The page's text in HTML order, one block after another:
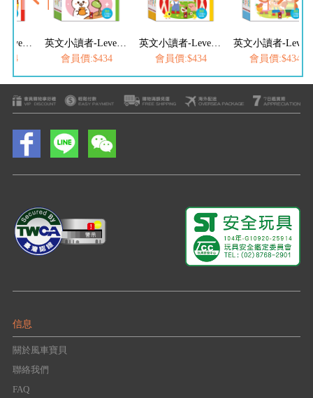
英文小讀者-Level1(全套10冊)
英文小讀者-Level2(全套10冊)
會員價:$434
英文小讀者-Level3(全套10冊)
會員價:$434
會員價:$434
信息
關於風車寶貝
聯絡我們
FAQ